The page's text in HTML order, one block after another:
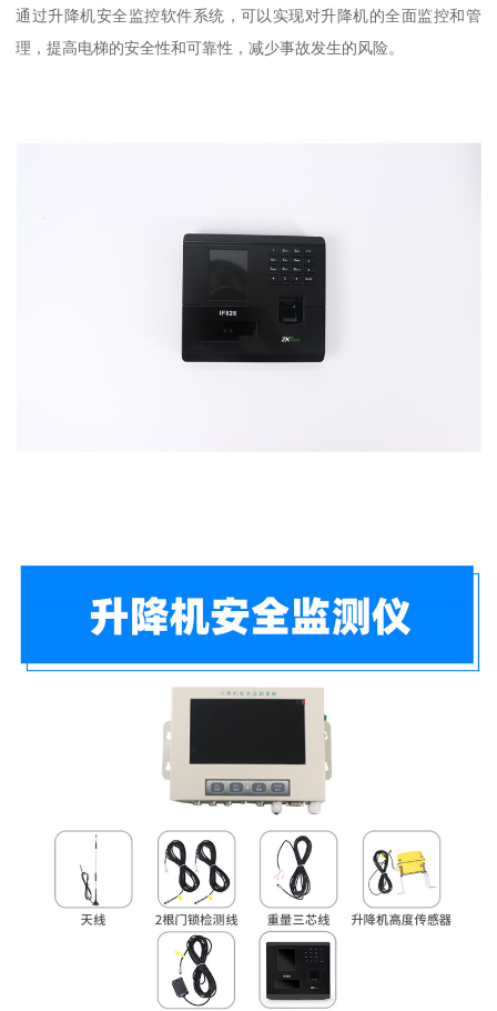
通过升降机安全监控软件系统，可以实现对升降机的全面监控和管
理，提高电梯的安全性和可靠性，减少事故发生的风险。